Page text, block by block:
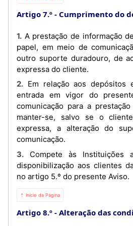
Artigo 7.º Cumprimento do
1. A prestação de informação deve ser efectuada em
papel, em meio de
outro suporte duradouro, de
expressa do cliente.
2. Em relação aos depósitos existentes à data de
entrada em vigor do
comunicação para a
manter-se, salvo se o
expressa, a alteração do
comunicação.
3. Compete às Instituições a prova efectiva da
disponibilização aos clientes
no artigo 5.º do presente Aviso.
⇡ Início da Página
Artigo 8.º Alteração das